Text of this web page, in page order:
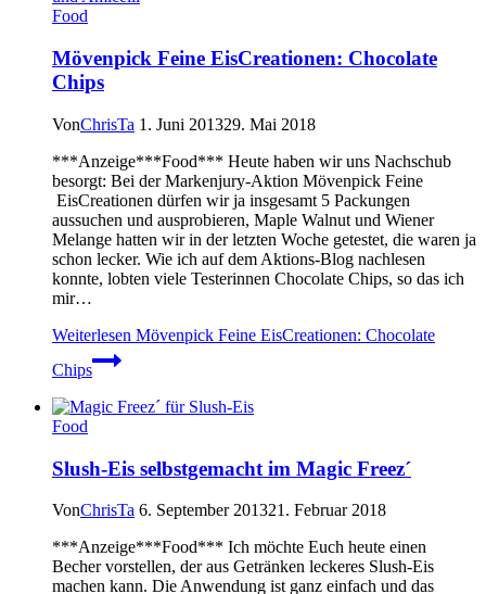
Food
Mövenpick Feine EisCreationen: Chocolate
Chips
VonChrisTa 1. Juni 201329. Mai 2018
***Anzeige***Food*** Heute haben wir uns Nachschub
besorgt: Bei der Markenjury-Aktion Mövenpick Feine
EisCreationen dürfen wir ja insgesamt 5 Packungen
aussuchen und ausprobieren, Maple Walnut und Wiener
Melange hatten wir in der letzten Woche getestet, die waren ja
schon lecker. Wie ich auf dem Aktions-Blog nachlesen
konnte, lobten viele Testerinnen Chocolate Chips, so das ich
mir…
Weiterlesen Mövenpick Feine EisCreationen: Chocolate
Chips
Food
Slush-Eis selbstgemacht im Magic Freez´
VonChrisTa 6. September 201321. Februar 2018
***Anzeige***Food*** Ich möchte Euch heute einen
Becher vorstellen, der aus Getränken leckeres Slush-Eis
machen kann. Die Anwendung ist ganz einfach und das